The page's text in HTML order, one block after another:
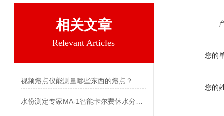
相关文章
Relevant Articles
视频熔点仪能测量哪些东西的熔点？
您的
您的